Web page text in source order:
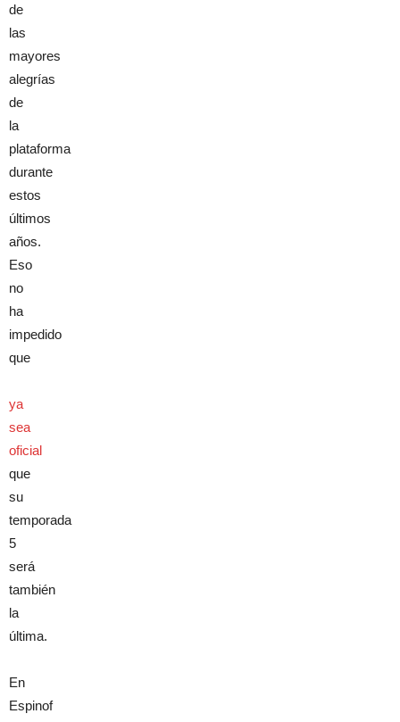
de
las
mayores
alegrías
de
la
plataforma
durante
estos
últimos
años.
Eso
no
ha
impedido
que
ya
sea
oficial
que
su
temporada
5
será
también
la
última.
En
Espinof